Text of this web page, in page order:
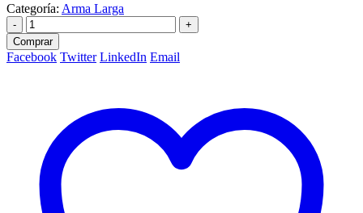
Categoría: Arma Larga
-
+
Comprar
Facebook Twitter LinkedIn Email